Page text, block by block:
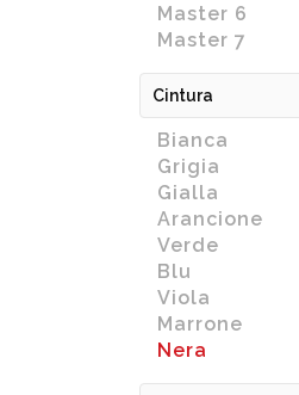
Master 6
Master 7
Cintura
Bianca
Grigia
Gialla
Arancione
Verde
Blu
Viola
Marrone
Nera